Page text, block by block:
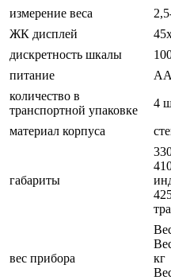
измерение веса
ЖК дисплей
дискретность шкалы
питание
количество в
транспортной упаковке
4
материал корпуса
габариты
веc прибора
кг